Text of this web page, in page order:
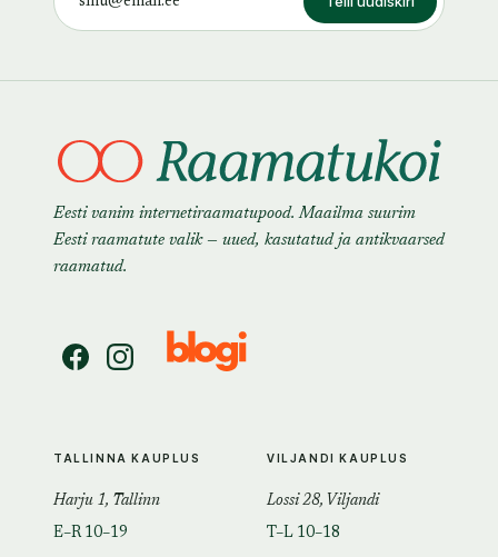
Eesti vanim internetiraamatupood. Maailma suurim
Eesti raamatute valik — uued, kasutatud ja antikvaarsed
raamatud.
TALLINNA KAUPLUS
Harju 1, Tallinn
E–R 10–19
VILJANDI KAUPLUS
Lossi 28, Viljandi
T–L 10–18